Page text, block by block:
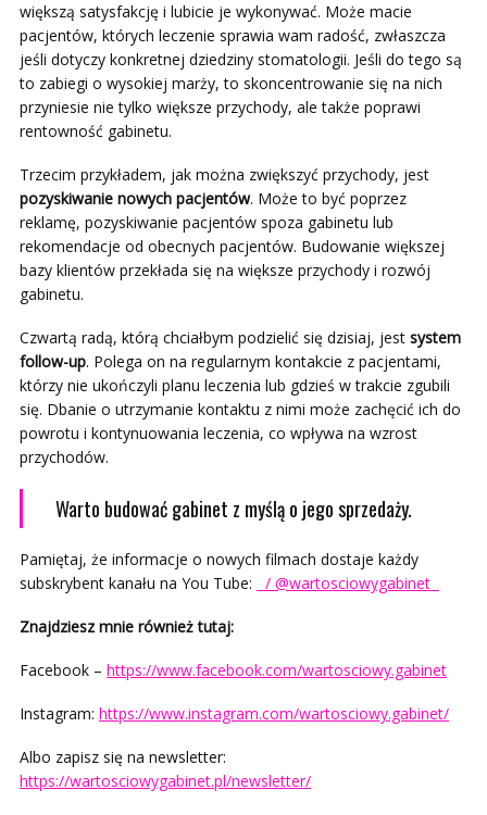
większą satysfakcję i lubicie je wykonywać. Może macie
pacjentów, których leczenie sprawia wam radość, zwłaszcza
jeśli dotyczy konkretnej dziedziny stomatologii. Jeśli do tego są
to zabiegi o wysokiej marży, to skoncentrowanie się na nich
przyniesie nie tylko większe przychody, ale także poprawi
rentowność gabinetu.
Trzecim przykładem, jak można zwiększyć przychody, jest
pozyskiwanie nowych pacjentów. Może to być poprzez
reklamę, pozyskiwanie pacjentów spoza gabinetu lub
rekomendacje od obecnych pacjentów. Budowanie większej
bazy klientów przekłada się na większe przychody i rozwój
gabinetu.
Czwartą radą, którą chciałbym podzielić się dzisiaj, jest system
follow-up. Polega on na regularnym kontakcie z pacjentami,
którzy nie ukończyli planu leczenia lub gdzieś w trakcie zgubili
się. Dbanie o utrzymanie kontaktu z nimi może zachęcić ich do
powrotu i kontynuowania leczenia, co wpływa na wzrost
przychodów.
Warto budować gabinet z myślą o jego sprzedaży.
Pamiętaj, że informacje o nowych filmach dostaje każdy
subskrybent kanału na You Tube:
/ @wartosciowygabinet
Znajdziesz mnie również tutaj:
Facebook – https://www.facebook.com/wartosciowy.gabinet
Instagram: https://www.instagram.com/wartosciowy.gabinet/
Albo zapisz się na newsletter:
https://wartosciowygabinet.pl/newsletter/